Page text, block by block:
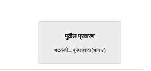
पुढील प्रकरण
भटकंती.... पुन्हा एकदा (भाग २)